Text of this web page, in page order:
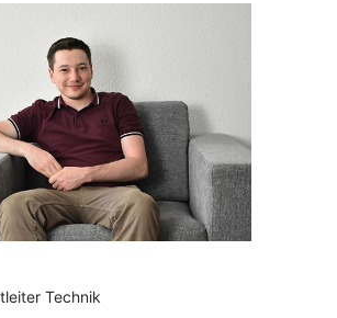
Technik